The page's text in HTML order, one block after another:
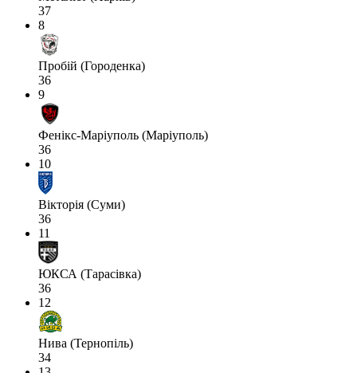
37
8
Пробій (Городенка)
36
9
Фенікс-Маріуполь (Маріуполь)
36
10
Вікторія (Суми)
36
11
ЮКСА (Тарасівка)
36
12
Нива (Тернопіль)
34